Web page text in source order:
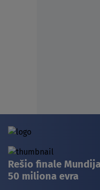
Rešio finale
50 miliona evra